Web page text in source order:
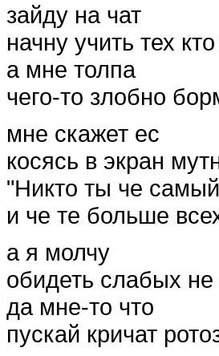
зайду на чат
начну учить тех
а мне толпа
чего-то злобно
мне скажет ес
косясь в экран
"Никто ты че
и че те больше
а я молчу
обидеть слабых
да мне-то что
пускай кричат